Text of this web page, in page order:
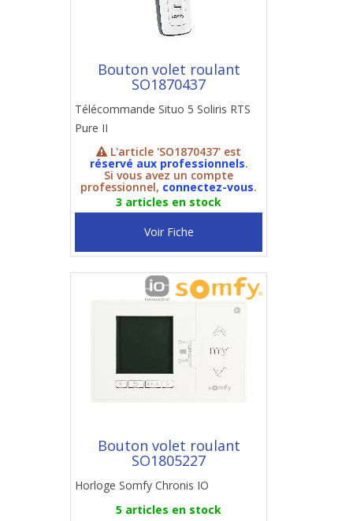
Bouton volet roulant
SO1870437
Télécommande Situo 5 Soliris RTS
Pure II
L'article 'SO1870437' est
réservé aux professionnels.
Si vous avez un compte
professionnel, connectez-vous.
3 articles en stock
Voir Fiche
Bouton volet roulant
SO1805227
Horloge Somfy Chronis IO
5 articles en stock